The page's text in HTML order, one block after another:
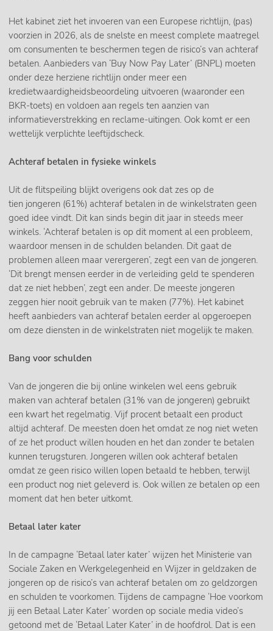
Het kabinet ziet het invoeren van een Europese richtlijn, (pas)
voorzien in 2026, als de snelste en meest complete maatregel
om consumenten te beschermen tegen de risico’s van achteraf
betalen. Aanbieders van ‘Buy Now Pay Later’ (BNPL) moeten
onder deze herziene richtlijn onder meer een
kredietwaardigheidsbeoordeling uitvoeren (waaronder een
BKR-toets) en voldoen aan regels ten aanzien van
informatieverstrekking en reclame-uitingen. Ook komt er een
wettelijk verplichte leeftijdscheck.
Achteraf betalen in fysieke winkels
Uit de flitspeiling blijkt overigens ook dat zes op de
tien jongeren (61%) achteraf betalen in de winkelstraten geen
goed idee vindt. Dit kan sinds begin dit jaar in steeds meer
winkels. ‘Achteraf betalen is op dit moment al een probleem,
waardoor mensen in de schulden belanden. Dit gaat de
problemen alleen maar verergeren’, zegt een van de jongeren.
‘Dit brengt mensen eerder in de verleiding geld te spenderen
dat ze niet hebben’, zegt een ander. De meeste jongeren
zeggen hier nooit gebruik van te maken (77%). Het kabinet
heeft aanbieders van achteraf betalen eerder al opgeroepen
om deze diensten in de winkelstraten niet mogelijk te maken.
Bang voor schulden
Van de jongeren die bij online winkelen wel eens gebruik
maken van achteraf betalen (31% van de jongeren) gebruikt
een kwart het regelmatig. Vijf procent betaalt een product
altijd achteraf. De meesten doen het omdat ze nog niet weten
of ze het product willen houden en het dan zonder te betalen
kunnen terugsturen. Jongeren willen ook achteraf betalen
omdat ze geen risico willen lopen betaald te hebben, terwijl
een product nog niet geleverd is. Ook willen ze betalen op een
moment dat hen beter uitkomt.
Betaal later kater
In de campagne ‘Betaal later kater’ wijzen het Ministerie van
Sociale Zaken en Werkgelegenheid en Wijzer in geldzaken de
jongeren op de risico’s van achteraf betalen om zo geldzorgen
en schulden te voorkomen. Tijdens de campagne ‘Hoe voorkom
jij een Betaal Later Kater’ worden op sociale media video’s
getoond met de ‘Betaal Later Kater’ in de hoofdrol. Dat is een